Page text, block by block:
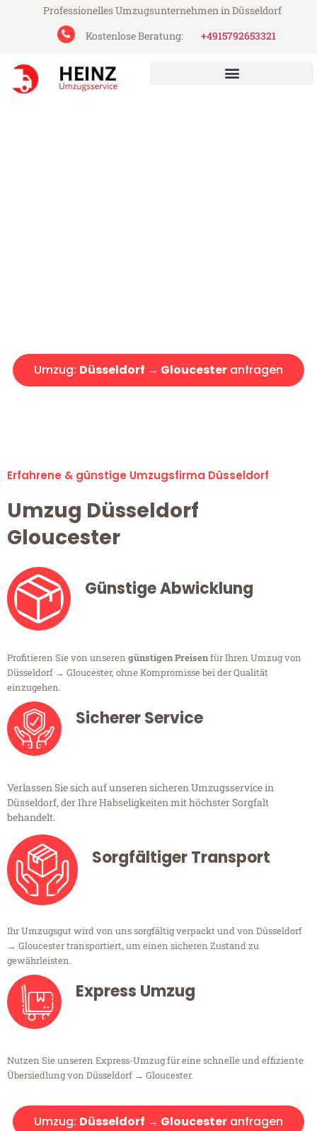
Professionelles Umzugsunternehmen in Düsseldorf
Kostenlose Beratung:
+4915792653321
Umzug: Düsseldorf → Gloucester anfragen
Erfahrene & günstige Umzugsfirma Düsseldorf
Umzug Düsseldorf
Gloucester
Günstige Abwicklung
Profitieren Sie von unseren günstigen Preisenfür Ihren Umzug von
Düsseldorf → Gloucester, ohne Kompromisse bei der Qualität
einzugehen.
Sicherer Service
Verlassen Sie sich auf unseren sicheren Umzugsservice in
Düsseldorf, der Ihre Habseligkeiten mit höchster Sorgfalt
behandelt.
Sorgfältiger Transport
Ihr Umzugsgut wird von uns sorgfältig verpackt und von Düsseldorf
→ Gloucester transportiert, um einen sicheren Zustand zu
gewährleisten.
Express Umzug
Nutzen Sie unseren Express-Umzug für eine schnelle und effiziente
Übersiedlung von Düsseldorf → Gloucester.
Umzug: Düsseldorf → Gloucester anfragen